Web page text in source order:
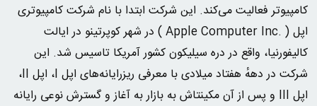
کامپیوتر فعالیت می‌کند. این شرکت ابتدا با نام شرکت کامپیوتری
اپل ( .Apple Computer Inc ) در شهر کوپرتینو در ایالت
کالیفورنیا، واقع در دره سیلیکون کشور آمریکا تاسیس شد. این
شرکت در دههٔ هفتاد میلادی با معرفی ریزرایانه‌های اپل I، اپل II،
اپل III و پس از آن مکینتاش به بازار به آغاز و گسترش نوعی رایانه